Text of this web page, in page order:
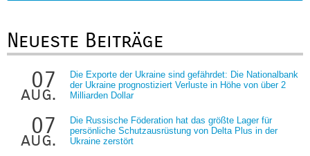
Neueste Beiträge
07
aug.
Die Exporte der Ukraine sind gefährdet: Die Nationalbank
der Ukraine prognostiziert Verluste in Höhe von über 2
Milliarden Dollar
07
aug.
Die Russische Föderation hat das größte Lager für
persönliche Schutzausrüstung von Delta Plus in der
Ukraine zerstört